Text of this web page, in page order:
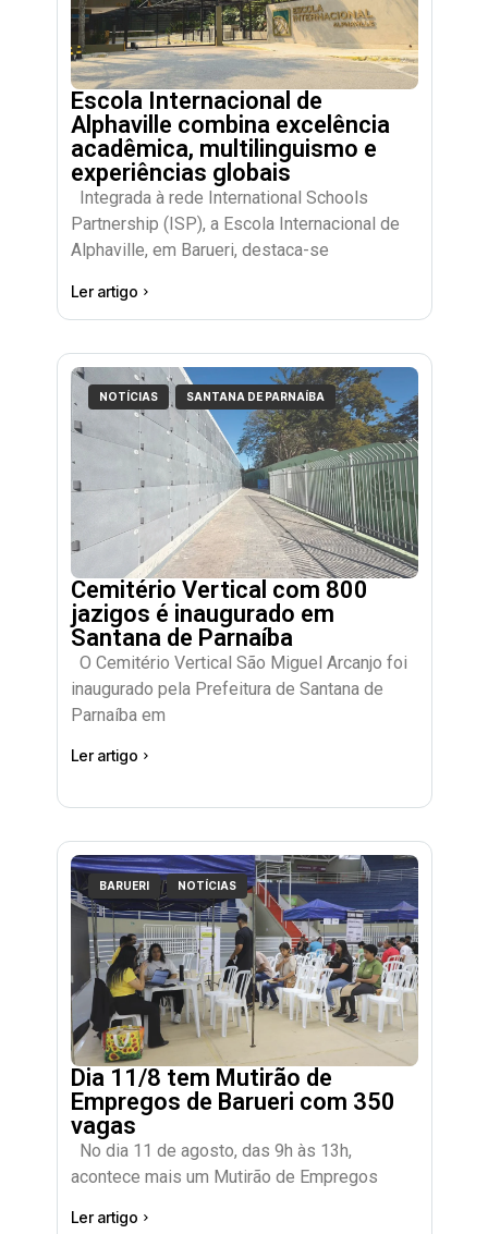
Escola Internacional de
Alphaville combina excelência
acadêmica, multilinguismo e
experiências globais
Integrada à rede International Schools
Partnership (ISP), a Escola Internacional de
Alphaville, em Barueri, destaca-se
Ler artigo
NOTÍCIAS SANTANA DE PARNAÍBA
Cemitério Vertical com 800
jazigos é inaugurado em
Santana de Parnaíba
O Cemitério Vertical São Miguel Arcanjo foi
inaugurado pela Prefeitura de Santana de
Parnaíba em
Ler artigo
BARUERI NOTÍCIAS
Dia 11/8 tem Mutirão de
Empregos de Barueri com 350
vagas
No dia 11 de agosto, das 9h às 13h,
acontece mais um Mutirão de Empregos
Ler artigo